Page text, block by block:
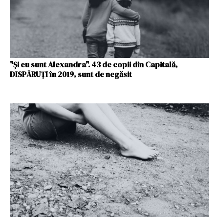
"Și eu sunt Alexandra". 43 de copii din Capitală,
DISPĂRUȚI în 2019, sunt de negăsit